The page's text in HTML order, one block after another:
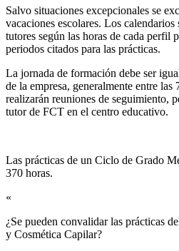
Salvo situaciones excepcionales se
vacaciones escolares. Los calendarios
tutores según las horas de cada perfil
periodos citados para las prácticas.
La jornada de formación debe ser
de la empresa, generalmente entre las
realizarán reuniones de seguimiento,
tutor de FCT en el centro educativo.
Las prácticas de un Ciclo de Grado
370 horas.
«
¿Se pueden convalidar las prácticas
y Cosmética Capilar?​